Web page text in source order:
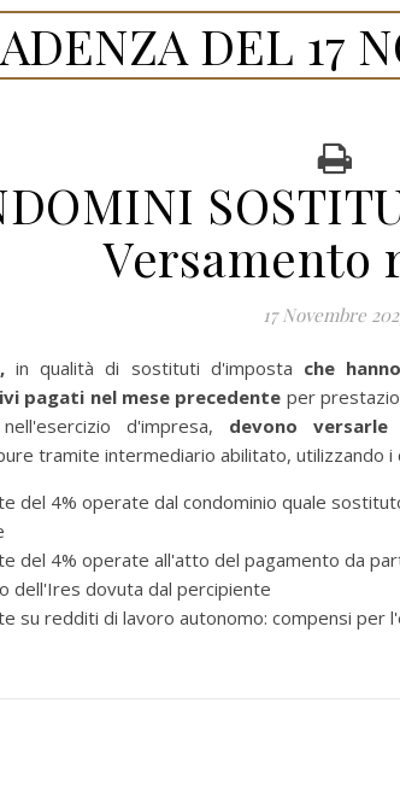
DEL 17
Versamento
17 Novembre
in qualità di sostituti d'imposta che
pagati nel mese precedente per
d'impresa, devono versarle
tramite intermediario abilitato, utilizzando i
del 4% operate dal condominio quale
del 4% operate all'atto del pagamento da
dell'Ires dovuta dal percipiente
su redditi di lavoro autonomo: compensi per